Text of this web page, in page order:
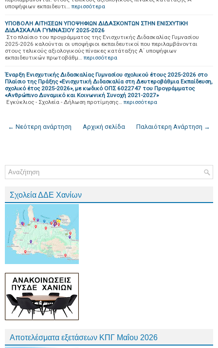
υποψήφιων εκπαιδευτι… περισσότερα
ΥΠΟΒΟΛΗ ΑΙΤΗΣΕΩΝ ΥΠΟΨΗΦΙΩΝ ΔΙΔΑΣΚΟΝΤΩΝ ΣΤΗΝ ΕΝΙΣΧΥΤΙΚΗ
ΔΙΔΑΣΚΑΛΙΑ ΓΥΜΝΑΣΙΟΥ 2025-2026
Στο πλαίσιο του προγράμματος της Ενισχυτικής Διδασκαλίας Γυμνασίου
2025-2026 καλούνται οι υποψήφιοι εκπαιδευτικοί που περιλαμβάνονται
στους τελικούς αξιολογικούς πίνακες κατάταξης Α΄ υποψήφιων
εκπαιδευτικών πρωτοβάθμ… περισσότερα
Έναρξη Ενισχυτικής Διδασκαλίας Γυμνασίου σχολικού έτους 2025-2026 στο
Πλαίσιο της Πράξης «Ενισχυτική Διδασκαλία στη Δευτεροβάθμια Εκπαίδευση,
σχολικό έτος 2025-2026», με κωδικό ΟΠΣ 6022747 του Προγράμματος
«Ανθρώπινο Δυναμικό και Κοινωνική Συνοχή 2021-2027»
Εγκύκλιος - Σχολεία - Δήλωση προτίμησης… περισσότερα
← Νεότερη ανάρτηση Παλαιότερη Ανάρτηση →
Αρχική σελίδα
Σχολεία ΔΔΕ Χανίων
Αποτελέσματα εξετάσεων ΚΠΓ Μαΐου 2026